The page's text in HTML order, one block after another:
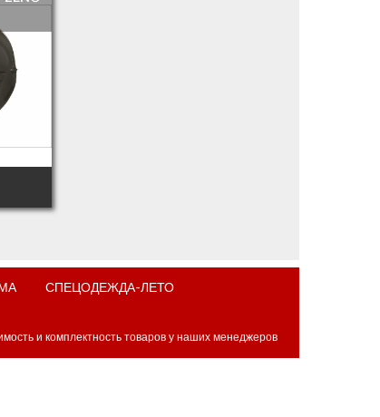
СПЕЦОДЕЖДА-ЛЕТО
и комплектность товаров у наших менеджеров